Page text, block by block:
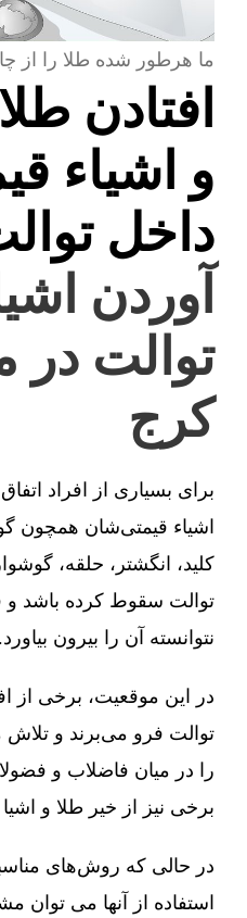
ما هرطور شده طلا را از
افتادن
و اشیاء
داخل
آوردن
توالت در
کرج
برای بسیاری از افراد
اشیاء قیمتی‌شان همچون
کلید، انگشتر، حلقه،
توالت سقوط کرده باشد و
نتوانسته آن را بیرون بیاورد.
در این موقعیت، برخی از
توالت فرو می‌برند و تلاش
را در میان فاضلاب و
برخی نیز از خیر طلا و
در حالی که روش‌های
استفاده از آنها می توان